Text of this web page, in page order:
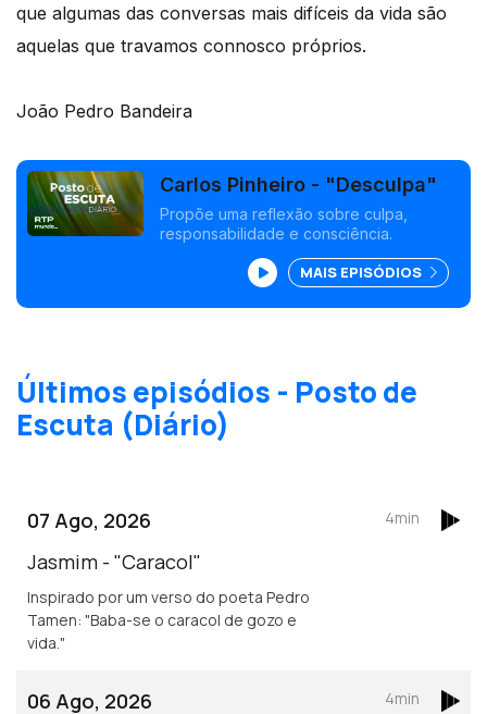
que algumas das conversas mais difíceis da vida são
aquelas que travamos connosco próprios.
João Pedro Bandeira
Carlos Pinheiro - "Desculpa"
Propõe uma reflexão sobre culpa,
responsabilidade e consciência.
MAIS EPISÓDIOS
Últimos episódios - Posto de
Escuta (Diário)
07 Ago, 2026
Jasmim - "Caracol"
Inspirado por um verso do poeta Pedro
Tamen: "Baba-se o caracol de gozo e
vida."
4min
06 Ago, 2026
4min